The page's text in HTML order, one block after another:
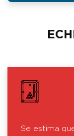
Se estima